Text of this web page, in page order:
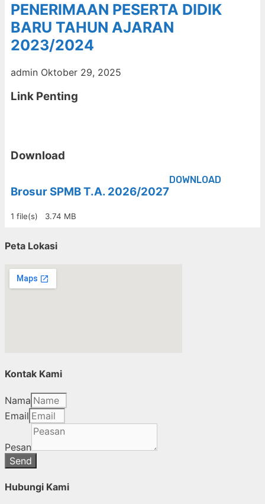
PENERIMAAN PESERTA DIDIK
BARU TAHUN AJARAN
2023/2024
admin Oktober 29, 2025
Link Penting
Download
Brosur SPMB T.A. 2026/2027
1 file(s) 3.74 MB
DOWNLOAD
Peta Lokasi
Kontak Kami
Nama
Email
Pesan
Send
Hubungi Kami